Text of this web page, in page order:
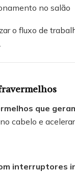
no salão
o fluxo de
que
cabelo e
interruptores